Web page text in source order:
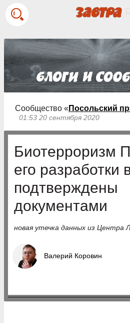
Сообщество « Посольский
01:53 20 сентября 2020
Биотерроризм
его разработки
подтверждены
документами
новая утечка данных из Центра
Валерий Коровин